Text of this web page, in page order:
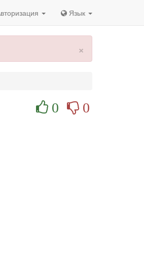
Язык
×
0 0